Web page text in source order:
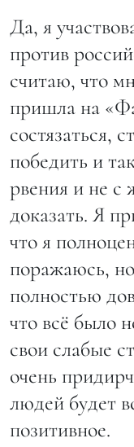
Да, я
против
считаю, что
пришла на
состязаться,
победить и
рвения и не с
доказать. Я
что я
поражаюсь,
полностью
что всё было
свои слабые
очень
людей будет
позитивное.